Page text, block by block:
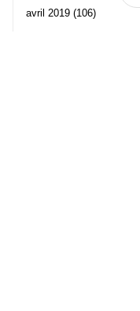
avril 2019 (106)